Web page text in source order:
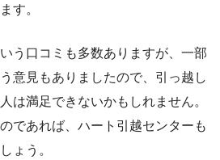
す。
う口コミも多数ありますが、一部
意見もありましたので、引っ越し
は満足できないかもしれません。
であれば、ハート引越センターも
ょう。